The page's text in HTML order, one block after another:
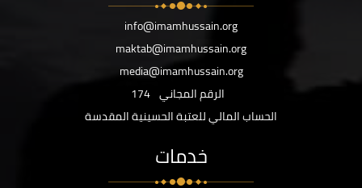
info@imamhussain.org
maktab@imamhussain.org
media@imamhussain.org
الرقم المجاني 174
الحساب المالي للعتبة الحسينية المقدسة
خدمات